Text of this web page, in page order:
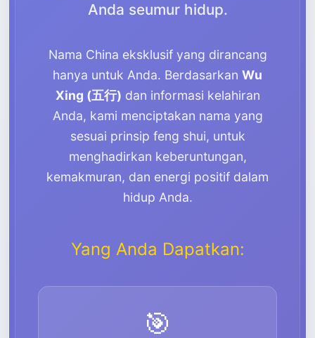
Anda seumur hidup.
Nama China eksklusif yang dirancang
hanya untuk Anda. Berdasarkan Wu
Xing (五行) dan informasi kelahiran
Anda, kami menciptakan nama yang
sesuai prinsip feng shui, untuk
menghadirkan keberuntungan,
kemakmuran, dan energi positif dalam
hidup Anda.
Yang Anda Dapatkan:
🎯